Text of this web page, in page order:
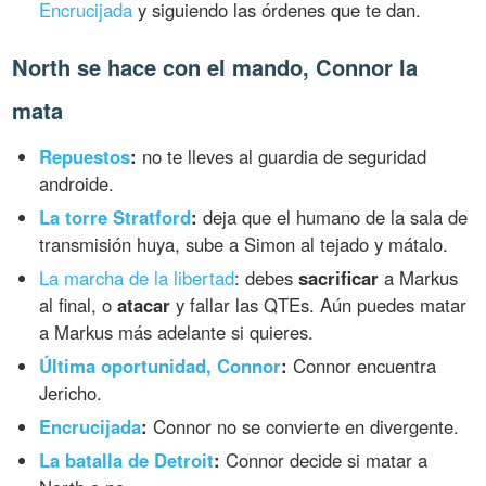
Encrucijada y siguiendo las órdenes que te dan.
North se hace con el mando, Connor la
mata
Repuestos: no te lleves al guardia de seguridad
androide.
La torre Stratford: deja que el humano de la sala de
transmisión huya, sube a Simon al tejado y mátalo.
La marcha de la libertad: debessacrificar a Markus
al final, oatacar y fallar las QTEs. Aún puedes matar
a Markus más adelante si quieres.
Última oportunidad, Connor: Connor encuentra
Jericho.
Encrucijada: Connor no se convierte en divergente.
La batalla de Detroit: Connor decide si matar a